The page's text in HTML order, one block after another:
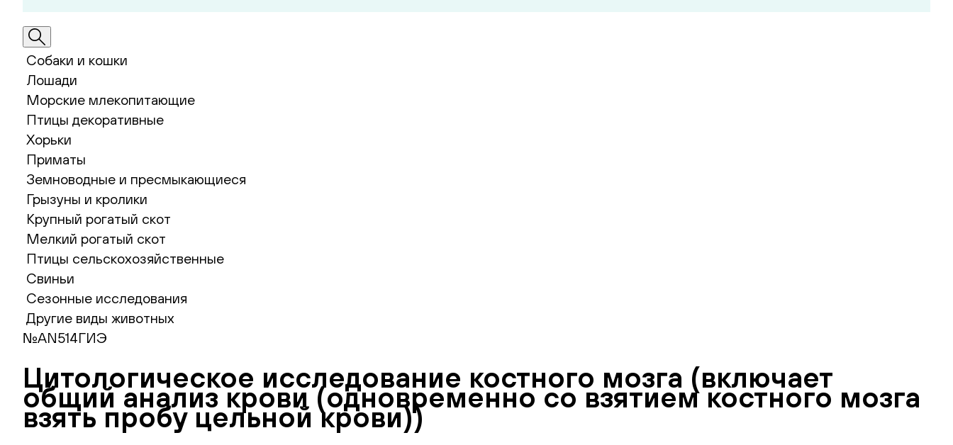
Собаки и кошки
Лошади
Морские млекопитающие
Птицы декоративные
Хорьки
Приматы
Земноводные и пресмыкающиеся
Грызуны и кролики
Крупный рогатый скот
Мелкий рогатый скот
Птицы сельскохозяйственные
Свиньи
Сезонные исследования
Другие виды животных
№AN514ГИЭ
Цитологическое исследование костного мозга (включает
общий анализ крови (одновременно со взятием костного мозга
взять пробу цельной крови))